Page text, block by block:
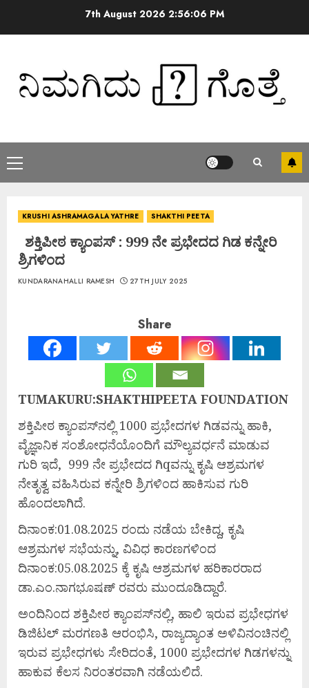
7th August 2026 2:56:06 PM
KRUSHI ASHRAMAGALA YATHRE SHAKTHI PEETA
ಶಕ್ತಿಪೀಠ ಕ್ಯಾಂಪಸ್ : 999 ನೇ ಪ್ರಭೇದದ ಗಿಡ ಕನ್ನೇರಿ
ಶ್ರಿಗಳಿಂದ
KUNDARANAHALLI RAMESH 27TH JULY 2025
Share
TUMAKURU:SHAKTHIPEETA FOUNDATION
ಶಕ್ತಿಪೀಠ ಕ್ಯಾಂಪಸ್‍ನಲ್ಲಿ 1000 ಪ್ರಭೇದಗಳ ಗಿಡವನ್ನು ಹಾಕಿ,
ವೈಜ್ಞಾನಿಕ ಸಂಶೋಧನೆಯೊಂದಿಗೆ ಮೌಲ್ಯವರ್ಧನೆ ಮಾಡುವ
ಗುರಿ ಇದೆ, 999 ನೇ ಪ್ರಭೇದದ ಗಿqವನ್ನು ಕೃಷಿ ಆಶ್ರಮಗಳ
ನೇತೃತ್ವ ವಹಿಸಿರುವ ಕನ್ನೇರಿ ಶ್ರಿಗಳಿಂದ ಹಾಕಿಸುವ ಗುರಿ
ಹೊಂದಲಾಗಿದೆ.
ದಿನಾಂಕ:01.08.2025 ರಂದು ನಡೆಯ ಬೇಕಿದ್ದ, ಕೃಷಿ
ಆಶ್ರಮಗಳ ಸಭೆಯನ್ನು, ವಿವಿಧ ಕಾರಣಗಳಿಂದ
ದಿನಾಂಕ:05.08.2025 ಕ್ಕೆ ಕೃಷಿ ಆಶ್ರಮಗಳ ಹರಿಕಾರರಾದ
ಡಾ.ಎಂ.ನಾಗಭೂಷಣ್ ರವರು ಮುಂದೂಡಿದ್ದಾರೆ.
ಅಂದಿನಿಂದ ಶಕ್ತಿಪೀಠ ಕ್ಯಾಂಪಸ್‍ನಲ್ಲಿ, ಹಾಲಿ ಇರುವ ಪ್ರಭೇಧಗಳ
ಡಿಜಿಟಲ್ ಮರಗಣತಿ ಆರಂಭಿಸಿ, ರಾಜ್ಯದ್ಯಾಂತ ಅಳಿವಿನಂಚಿನಲ್ಲಿ
ಇರುವ ಪ್ರಭೇಧಗಳು ಸೇರಿದಂತೆ, 1000 ಪ್ರಭೇದಗಳ ಗಿಡಗಳನ್ನು
ಹಾಕುವ ಕೆಲಸ ನಿರಂತರವಾಗಿ ನಡೆಯಲಿದೆ.